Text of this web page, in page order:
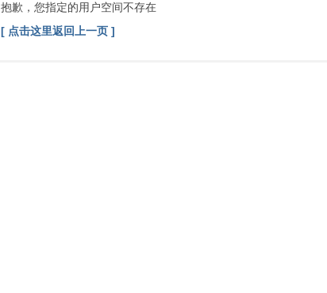
抱歉，您指定的用户空间不存在
[ 点击这里返回上一页 ]